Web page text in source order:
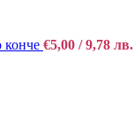
конче €5,00 / 9,78 лв.